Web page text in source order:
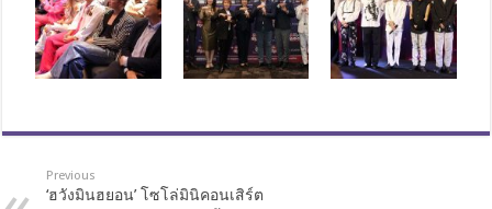
Previous
‘ฮวังมินฮยอน’ โซโล่มินิคอนเสิร์ต